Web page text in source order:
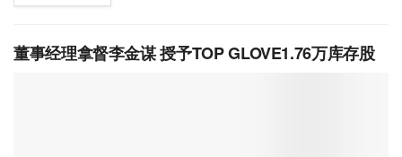
董事经理拿督李金谋 授予TOP GLOVE1.76万库存股